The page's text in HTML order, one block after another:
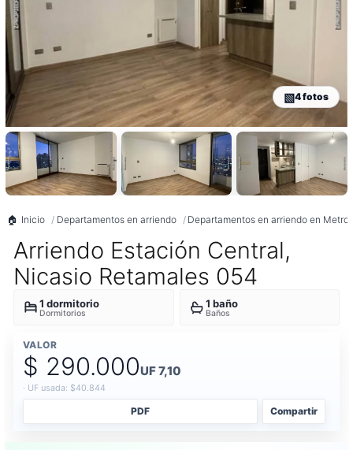
4 fotos
Inicio Departamentos en arriendo Departamentos en arriendo en
Arriendo Estación Central,
Nicasio Retamales 054
1 dormitorio
Dormitorios
1 baño
Baños
VALOR
$ 290.000UF 7,10
· UF usada: $40.844
PDF Compartir